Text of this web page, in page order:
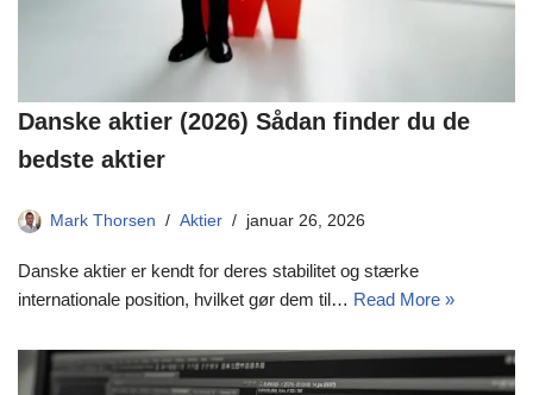
Danske aktier (2026) Sådan finder du de
bedste aktier
Mark Thorsen Aktier januar 26, 2026
Danske aktier er kendt for deres stabilitet og stærke
internationale position, hvilket gør dem til… Read More »